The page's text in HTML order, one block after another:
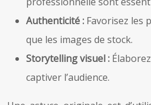
Authenticité : Favorisez les
que les images de stock.
Storytelling visuel :
captiver l’audience.